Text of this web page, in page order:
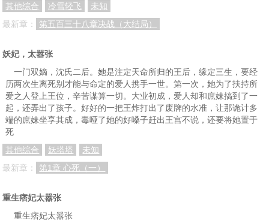
其他综合
冷雪轻飞
未知
最新章：
第五百三十八章决战（大结局）
妖妃，太嚣张
一门双嫡，沈氏二后。她是注定天命所归的王后，缘定三生，要经
历两次生离死别才能与命定的爱人携手一世。第一次，她为了扶持所
爱之人登上王位，辛苦谋算一切。大业初成，爱人却和庶妹搞到了一
起，还弄出了孩子。好好的一把王炸打出了废牌的水准，让那诡计多
端的庶妹坐享其成，毒哑了她的好嗓子赶出王宫不说，还要将她置于
死
其他综合
妖塔塔
未知
最新章：
第1章 心死（一）
重生痞妃太嚣张
重生痞妃太嚣张